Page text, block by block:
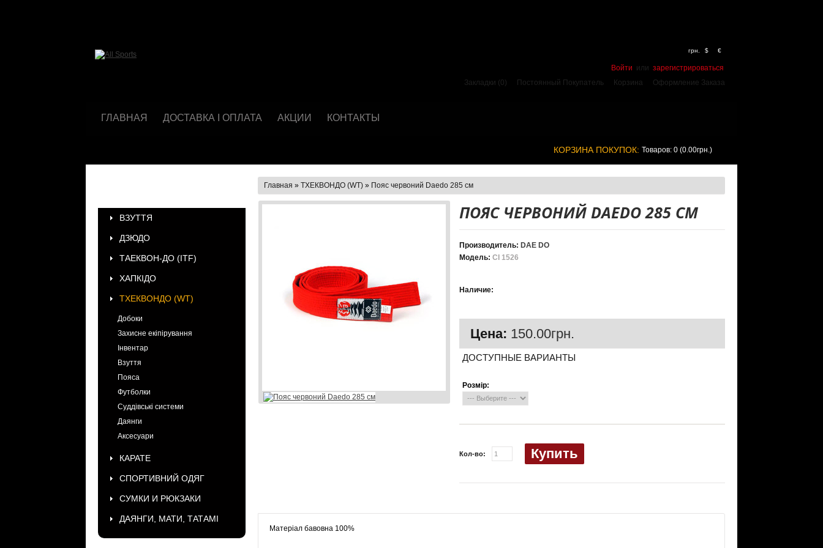
грн. $ €
Войти или зарегистрироваться
Закладки (0)
Постоянный Покупатель Корзина Оформление Заказа
ГЛАВНАЯ ДОСТАВКА І ОПЛАТА АКЦИИ КОНТАКТЫ
КОРЗИНА ПОКУПОК: Товаров: 0 (0.00грн.)
ВЗУТТЯ
ДЗЮДО
ТАЕКВОН-ДО (ІТF)
ХАПКІДО
ТХЕКВОНДО (WT)
Добоки
Захисне екіпірування
Інвентар
Взуття
Пояса
Футболки
Суддівські системи
Даянги
Аксесуари
КАРАТЕ
СПОРТИВНИЙ ОДЯГ
СУМКИ И РЮКЗАКИ
ДАЯНГИ, МАТИ, ТАТАМІ
Главная » ТХЕКВОНДО (WT) » Пояс червоний Daedo 285 см
ПОЯС ЧЕРВОНИЙ DAEDO 285 СМ
Производитель: DAE DO
Модель: CI 1526
Наличие:
Цена: 150.00грн.
ДОСТУПНЫЕ ВАРИАНТЫ
Розмір:
Кол-во: Купить
Матеріал бавовна 100%